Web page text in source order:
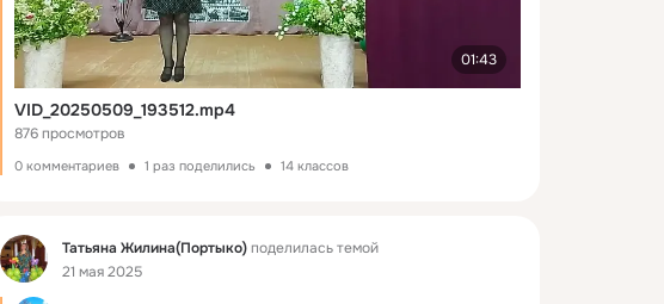
01:43
VID_20250509_193512.mp4
876 просмотров
0 комментариев 1 раз поделились 14 классов
Фид Татьяна Жилина(Портыко)поделилась темой
21 мая 2025